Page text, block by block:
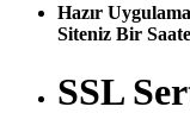
Hazır
Siteniz Bir
SSL